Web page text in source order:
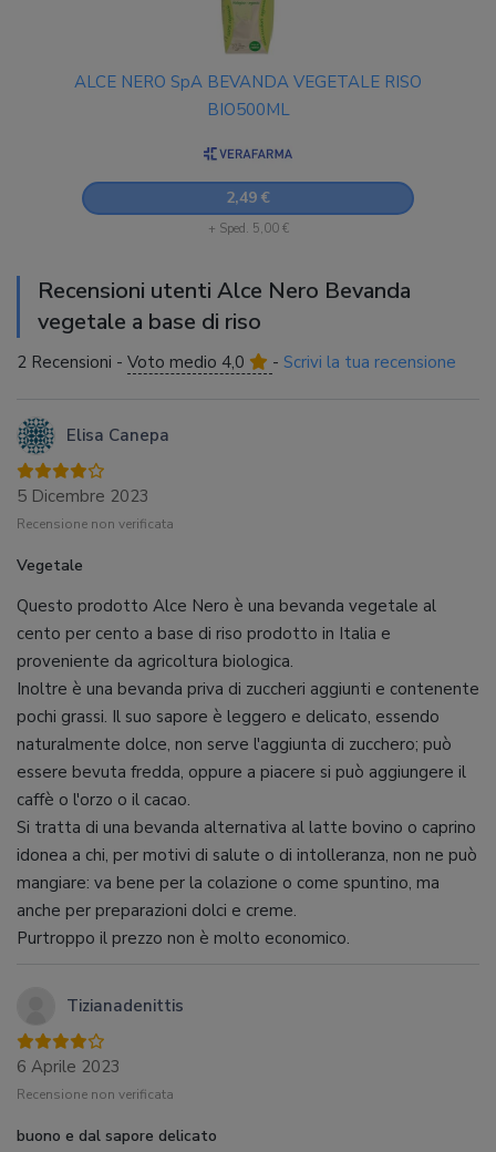
ALCE NERO SpA BEVANDA VEGETALE RISO
BIO500ML
2,49 €
+ Sped. 5,00 €
Recensioni utenti Alce Nero Bevanda
vegetale a base di riso
2 Recensioni - Voto medio 4,0 - Scrivi la tua recensione
Elisa Canepa
5 Dicembre 2023
Recensione non verificata
Vegetale
Questo prodotto Alce Nero è una bevanda vegetale al
cento per cento a base di riso prodotto in Italia e
proveniente da agricoltura biologica.
Inoltre è una bevanda priva di zuccheri aggiunti e contenente
pochi grassi. Il suo sapore è leggero e delicato, essendo
naturalmente dolce, non serve l'aggiunta di zucchero; può
essere bevuta fredda, oppure a piacere si può aggiungere il
caffè o l'orzo o il cacao.
Si tratta di una bevanda alternativa al latte bovino o caprino
idonea a chi, per motivi di salute o di intolleranza, non ne può
mangiare: va bene per la colazione o come spuntino, ma
anche per preparazioni dolci e creme.
Purtroppo il prezzo non è molto economico.
Tizianadenittis
6 Aprile 2023
Recensione non verificata
buono e dal sapore delicato